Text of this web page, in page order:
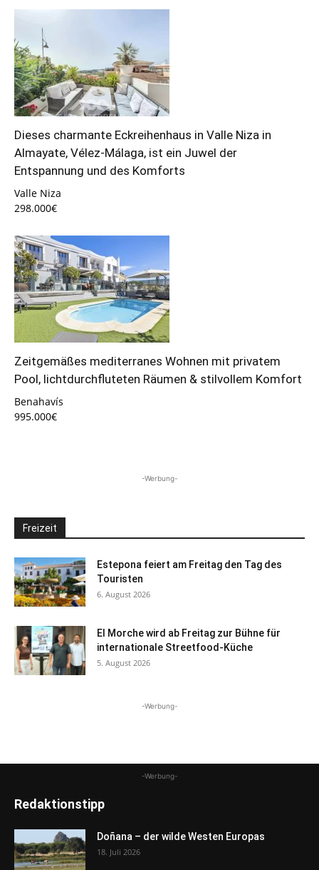
Dieses charmante Eckreihenhaus in Valle Niza in
Almayate, Vélez-Málaga, ist ein Juwel der
Entspannung und des Komforts
Valle Niza
298.000€
Zeitgemäßes mediterranes Wohnen mit privatem
Pool, lichtdurchfluteten Räumen & stilvollem Komfort
Benahavís
995.000€
-Werbung-
Freizeit
Estepona feiert am Freitag den Tag des
Touristen
6. August 2026
El Morche wird ab Freitag zur Bühne für
internationale Streetfood-Küche
5. August 2026
-Werbung-
-Werbung-
Redaktionstipp
Doñana – der wilde Westen Europas
18. Juli 2026